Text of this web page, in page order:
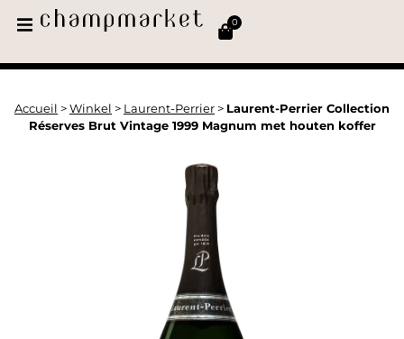
0
Accueil > Winkel > Laurent-Perrier > Laurent-Perrier Collection
Réserves Brut Vintage 1999 Magnum met houten koffer